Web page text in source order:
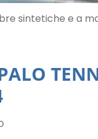
sintetiche e a